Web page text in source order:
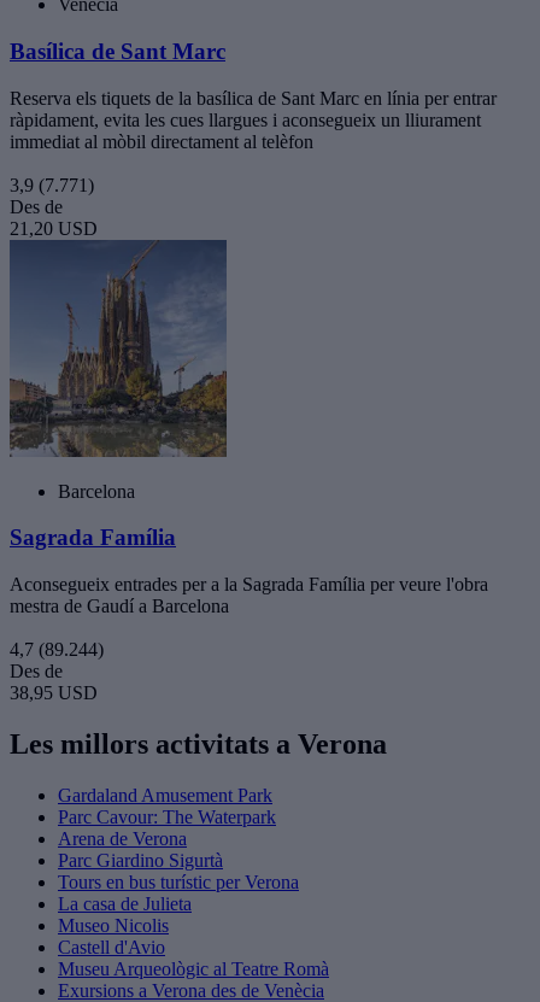
Venècia
Basílica de Sant Marc
Reserva els tiquets de la basílica de Sant Marc en línia per entrar
ràpidament, evita les cues llargues i aconsegueix un lliurament
immediat al mòbil directament al telèfon
3,9 (7.771)
Des de
21,20 USD
Barcelona
Sagrada Família
Aconsegueix entrades per a la Sagrada Família per veure l'obra
mestra de Gaudí a Barcelona
4,7 (89.244)
Des de
38,95 USD
Les millors activitats a Verona
Gardaland Amusement Park
Parc Cavour: The Waterpark
Arena de Verona
Parc Giardino Sigurtà
Tours en bus turístic per Verona
La casa de Julieta
Museo Nicolis
Castell d'Avio
Museu Arqueològic al Teatre Romà
Exursions a Verona des de Venècia